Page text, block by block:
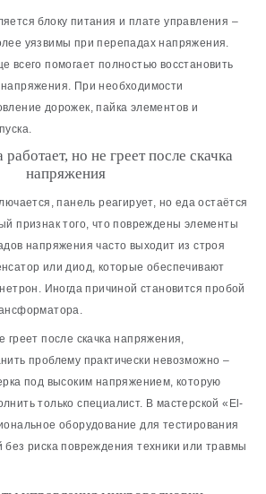
блоку питания и плате управления –
уязвимы при перепадах напряжения.
всего помогает полностью восстановить
При необходимости
дорожек, пайка элементов и
но не греет после скачка
напряжения
панель реагирует, но еда остаётся
признак того, что повреждены элементы
напряжения часто выходит из строя
или диод, которые обеспечивают
Иногда причиной становится пробой
греет после скачка напряжения,
проблему практически невозможно –
под высоким напряжением, которую
только специалист. В мастерской «El-
оборудование для тестирования
без риска повреждения техники или травмы